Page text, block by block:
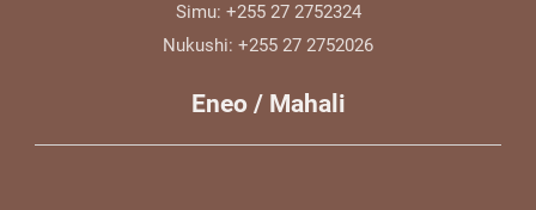
Simu: +255 27 2752324
Nukushi: +255 27 2752026
Eneo / Mahali